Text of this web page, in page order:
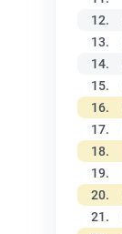
12.
13.
14.
15.
16.
17.
18.
19.
20.
21.